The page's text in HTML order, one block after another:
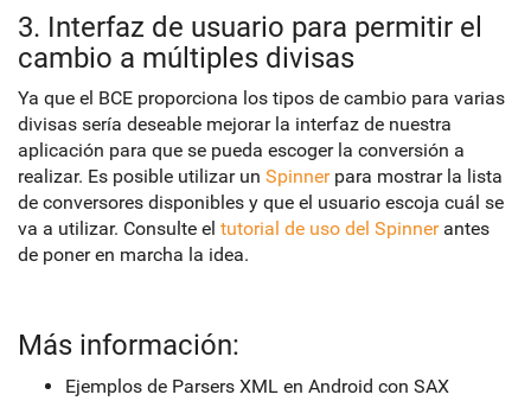
3. Interfaz de usuario para permitir el
cambio a múltiples divisas
Ya que el BCE proporciona los tipos de cambio para varias
divisas sería deseable mejorar la interfaz de nuestra
aplicación para que se pueda escoger la conversión a
realizar. Es posible utilizar un Spinnerpara mostrar la lista
de conversores disponibles y que el usuario escoja cuál se
va a utilizar. Consulte el tutorial de uso del Spinnerantes
de poner en marcha la idea.
Más información:
Ejemplos de Parsers XML en Android con SAX